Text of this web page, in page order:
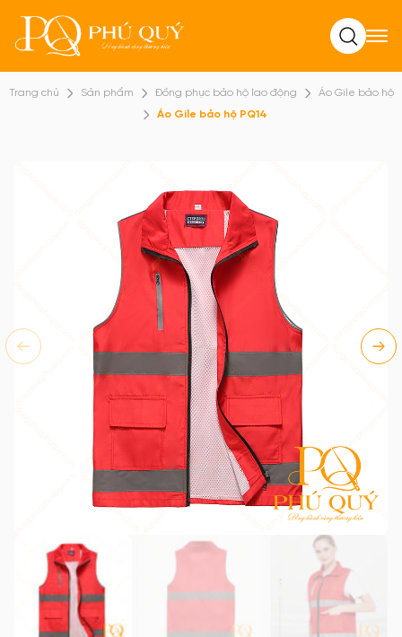
Tìm kiếm
Trang chủ Sản phẩm Đồng phục bảo hộ lao động
Áo Gile bảo hộ
Áo Gile bảo hộ PQ14